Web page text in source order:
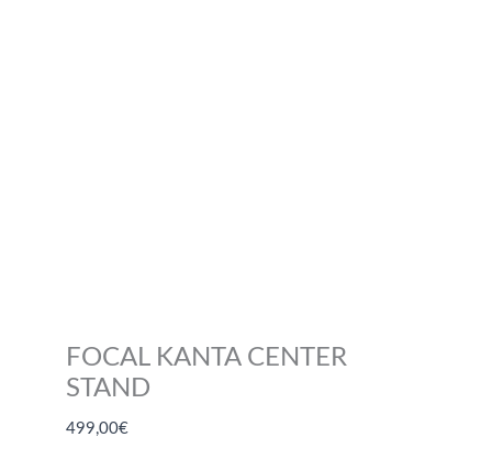
FOCAL KANTA CENTER
STAND
499,00€